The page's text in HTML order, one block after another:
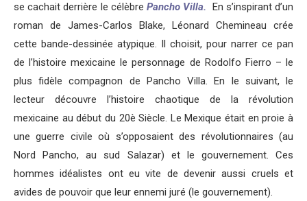
se cachait derrière le célèbre Pancho Villa. En s’inspirant d’un
roman de James-Carlos Blake, Léonard Chemineau crée
cette bande-dessinée atypique. Il choisit, pour narrer ce pan
de l’histoire mexicaine le personnage de Rodolfo Fierro – le
plus fidèle compagnon de Pancho Villa. En le suivant, le
lecteur découvre l’histoire chaotique de la révolution
mexicaine au début du 20è Siècle. Le Mexique était en proie à
une guerre civile où s’opposaient des révolutionnaires (au
Nord Pancho, au sud Salazar) et le gouvernement. Ces
hommes idéalistes ont eu vite de devenir aussi cruels et
avides de pouvoir que leur ennemi juré (le gouvernement).